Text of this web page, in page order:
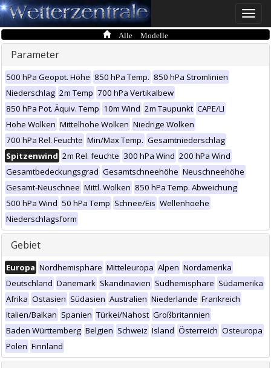
Toggle
Alle Modelle
Parameter
500 hPa Geopot. Höhe 850 hPa Temp. 850 hPa Stromlinien
Niederschlag 2m Temp 700 hPa Vertikalbew
850 hPa Pot. Äquiv. Temp 10m Wind 2m Taupunkt CAPE/LI
Hohe Wolken Mittelhohe Wolken Niedrige Wolken
700 hPa Rel. Feuchte Min/Max Temp. Gesamtniederschlag
Spitzenwind 2m Rel. feuchte 300 hPa Wind 200 hPa Wind
Gesamtbedeckungsgrad Gesamtschneehöhe Neuschneehöhe
Gesamt-Neuschnee Mittl. Wolken 850 hPa Temp. Abweichung
500 hPa Wind 50 hPa Temp Schnee/Eis Wellenhoehe
Niederschlagsform
Gebiet
Europa Nordhemisphäre Mitteleuropa Alpen Nordamerika
Deutschland Dänemark Skandinavien Südhemisphäre Südamerika
Afrika Ostasien Südasien Australien Niederlande Frankreich
Italien/Balkan Spanien Türkei/Nahost Großbritannien
Baden Württemberg Belgien Schweiz Island Österreich Osteuropa
Polen Finnland